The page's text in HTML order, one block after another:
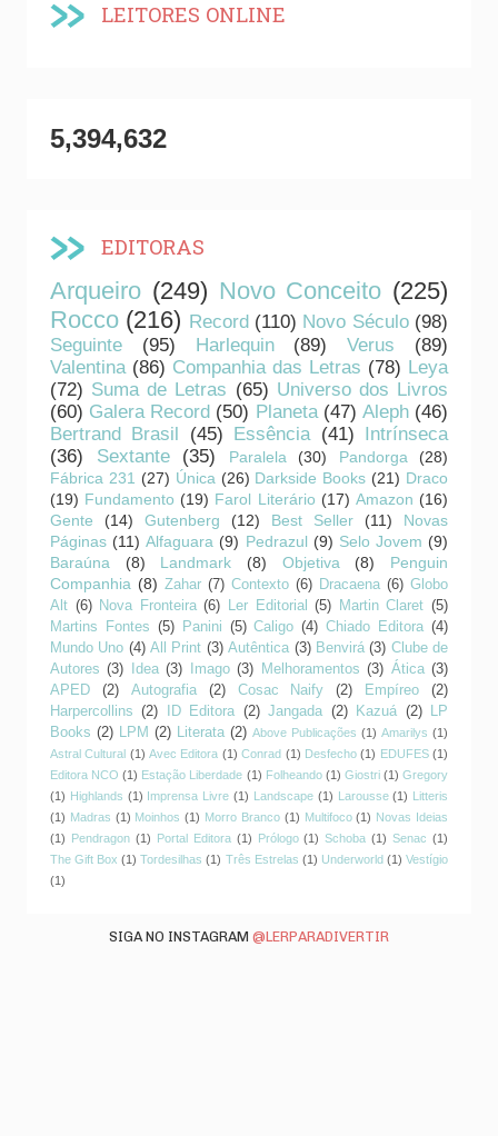
LEITORES ONLINE
5,394,632
EDITORAS
Arqueiro (249) Novo Conceito (225)
Rocco (216) Record (110) Novo Século (98)
Seguinte
(95) Harlequin (89) Verus
(89)
Valentina (86) Companhia das Letras (78) Leya
(72) Suma de Letras (65) Universo dos Livros
(60) Galera Record (50) Planeta (47) Aleph (46)
Bertrand Brasil
(45) Essência (41) Intrínseca
(36)
Sextante (35) Paralela (30) Pandorga
(28)
Fábrica 231 (27) Única (26) Darkside Books (21) Draco
(19) Fundamento (19) Farol Literário (17) Amazon (16)
Gente
(14) Gutenberg (12) Best Seller (11)
Novas
Páginas (11) Alfaguara (9) Pedrazul (9) Selo Jovem (9)
Baraúna
(8) Landmark (8) Objetiva (8)
Penguin
Companhia (8) Zahar (7) Contexto (6) Dracaena (6) Globo
Alt (6) Nova Fronteira (6) Ler Editorial (5) Martin Claret (5)
Martins Fontes (5) Panini (5) Caligo (4) Chiado Editora (4)
Mundo Uno (4) All Print (3) Autêntica (3) Benvirá (3) Clube de
Autores (3) Idea (3) Imago (3) Melhoramentos (3) Ática (3)
APED
(2) Autografia (2) Cosac Naify (2) Empíreo
(2)
Harpercollins
(2) ID Editora (2) Jangada (2) Kazuá (2)
LP
Books (2) LPM (2) Literata (2) Above Publicações (1) Amarilys (1)
Astral Cultural (1) Avec Editora (1) Conrad (1) Desfecho (1) EDUFES (1)
Editora NCO (1) Estação Liberdade (1) Folheando (1) Giostri (1) Gregory
(1) Highlands (1) Imprensa Livre (1) Landscape (1) Larousse (1) Litteris
(1) Madras (1) Moinhos (1) Morro Branco (1) Multifoco (1) Novas Ideias
(1) Pendragon (1) Portal Editora (1) Prólogo (1) Schoba (1) Senac (1)
The Gift Box (1) Tordesilhas (1) Três Estrelas (1) Underworld (1) Vestígio
(1)
SIGA NO INSTAGRAM @LERPARADIVERTIR